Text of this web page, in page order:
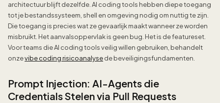
architectuur blijft dezelfde. AI coding tools hebben diepe toegang
tot je bestandssysteem, shell en omgeving nodig om nuttig te zijn.
Die toegang is precies wat ze gevaarlijk maakt wanneer ze worden
misbruikt. Het aanvalsoppervlak is geen bug. Het is de featureset.
Voor teams die AI coding tools veilig willen gebruiken, behandelt
onzevibe coding risicoanalysede beveiligingsfundamenten.
Prompt Injection: AI-Agents die
Credentials Stelen via Pull Requests